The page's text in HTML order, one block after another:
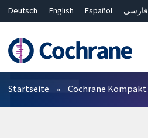
Deutsch English Español
فارسی
Bahasa Malaysia
ไทย
繁體中文
简体中文
Filter
Startseite Cochrane Kompakt